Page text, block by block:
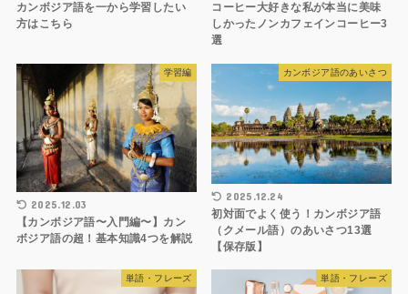
カンボジア語を一から学習したい
方はこちら
コーヒー大好きな私が本当に美味
しかったノンカフェインコーヒー3
選
学習編
2025.12.03
【カンボジア語〜入門編〜】カン
ボジア語の超！基本知識4つを解説
カンボジア語のあいさつ
2025.12.24
初対面でよく使う！カンボジア語
（クメール語）のあいさつ13選
【保存版】
単語・フレーズ 単語・フレーズ